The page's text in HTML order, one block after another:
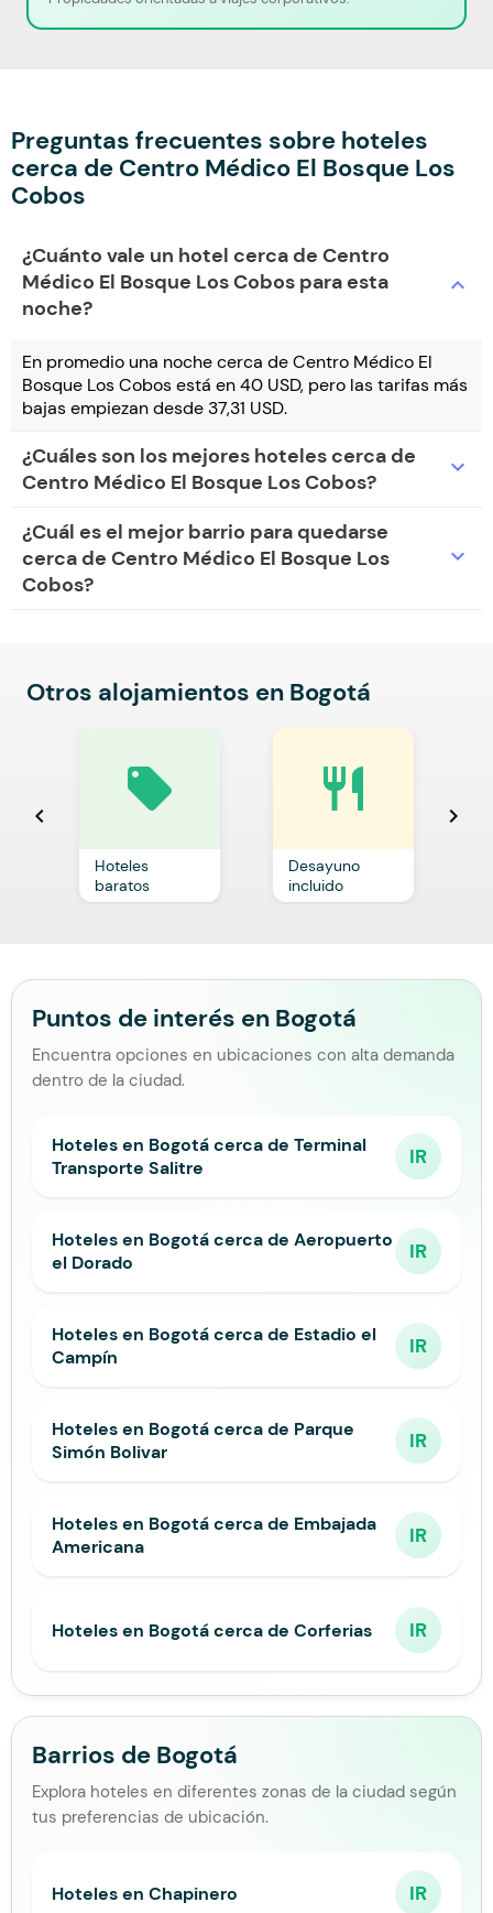
Preguntas frecuentes sobre hoteles
cerca de Centro Médico El Bosque Los
Cobos
¿Cuánto vale un hotel cerca de Centro
Médico El Bosque Los Cobos para esta
noche?
expand_more
En promedio una noche cerca de Centro Médico El
Bosque Los Cobos está en 40 USD, pero las tarifas más
bajas empiezan desde 37,31 USD.
¿Cuáles son los mejores hoteles cerca de
Centro Médico El Bosque Los Cobos?
expand_more
¿Cuál es el mejor barrio para quedarse
cerca de Centro Médico El Bosque Los
Cobos?
expand_more
Otros alojamientos en Bogotá
chevron_left
local_offer
Hoteles
baratos
restaurant
Desayuno
incluido
chevron_right
Puntos de interés en Bogotá
Encuentra opciones en ubicaciones con alta demanda
dentro de la ciudad.
Hoteles en Bogotá cerca de Terminal
Transporte Salitre
IR
Hoteles en Bogotá cerca de Aeropuerto
el Dorado
IR
Hoteles en Bogotá cerca de Estadio el
Campín
IR
Hoteles en Bogotá cerca de Parque
Simón Bolivar
IR
Hoteles en Bogotá cerca de Embajada
Americana
IR
Hoteles en Bogotá cerca de Corferias IR
Barrios de Bogotá
Explora hoteles en diferentes zonas de la ciudad según
tus preferencias de ubicación.
Hoteles en Chapinero IR